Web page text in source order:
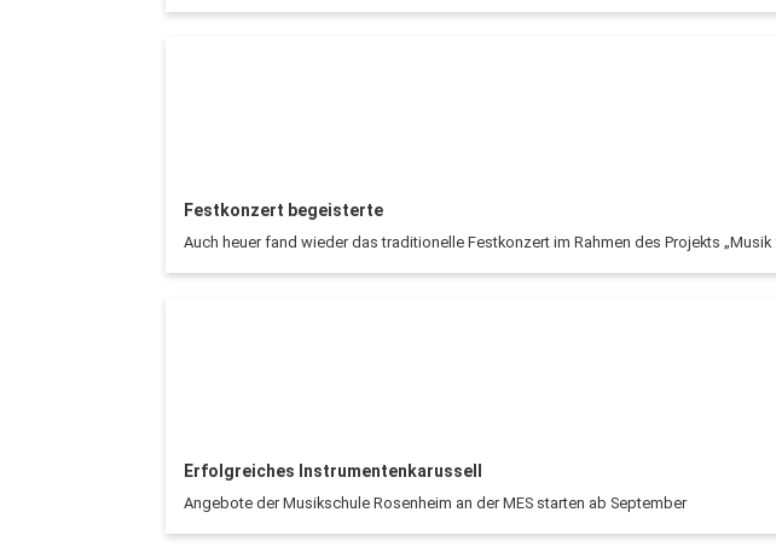
Festkonzert begeisterte
Auch heuer fand wieder das traditionelle Festkonzert im Rahmen des Projekts „Musik
Erfolgreiches Instrumentenkarussell
Angebote der Musikschule Rosenheim an der MES starten ab September